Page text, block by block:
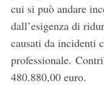
cui si può andare
dall’esigenza di
causati da incidenti
professionale.
480.880,00 euro.